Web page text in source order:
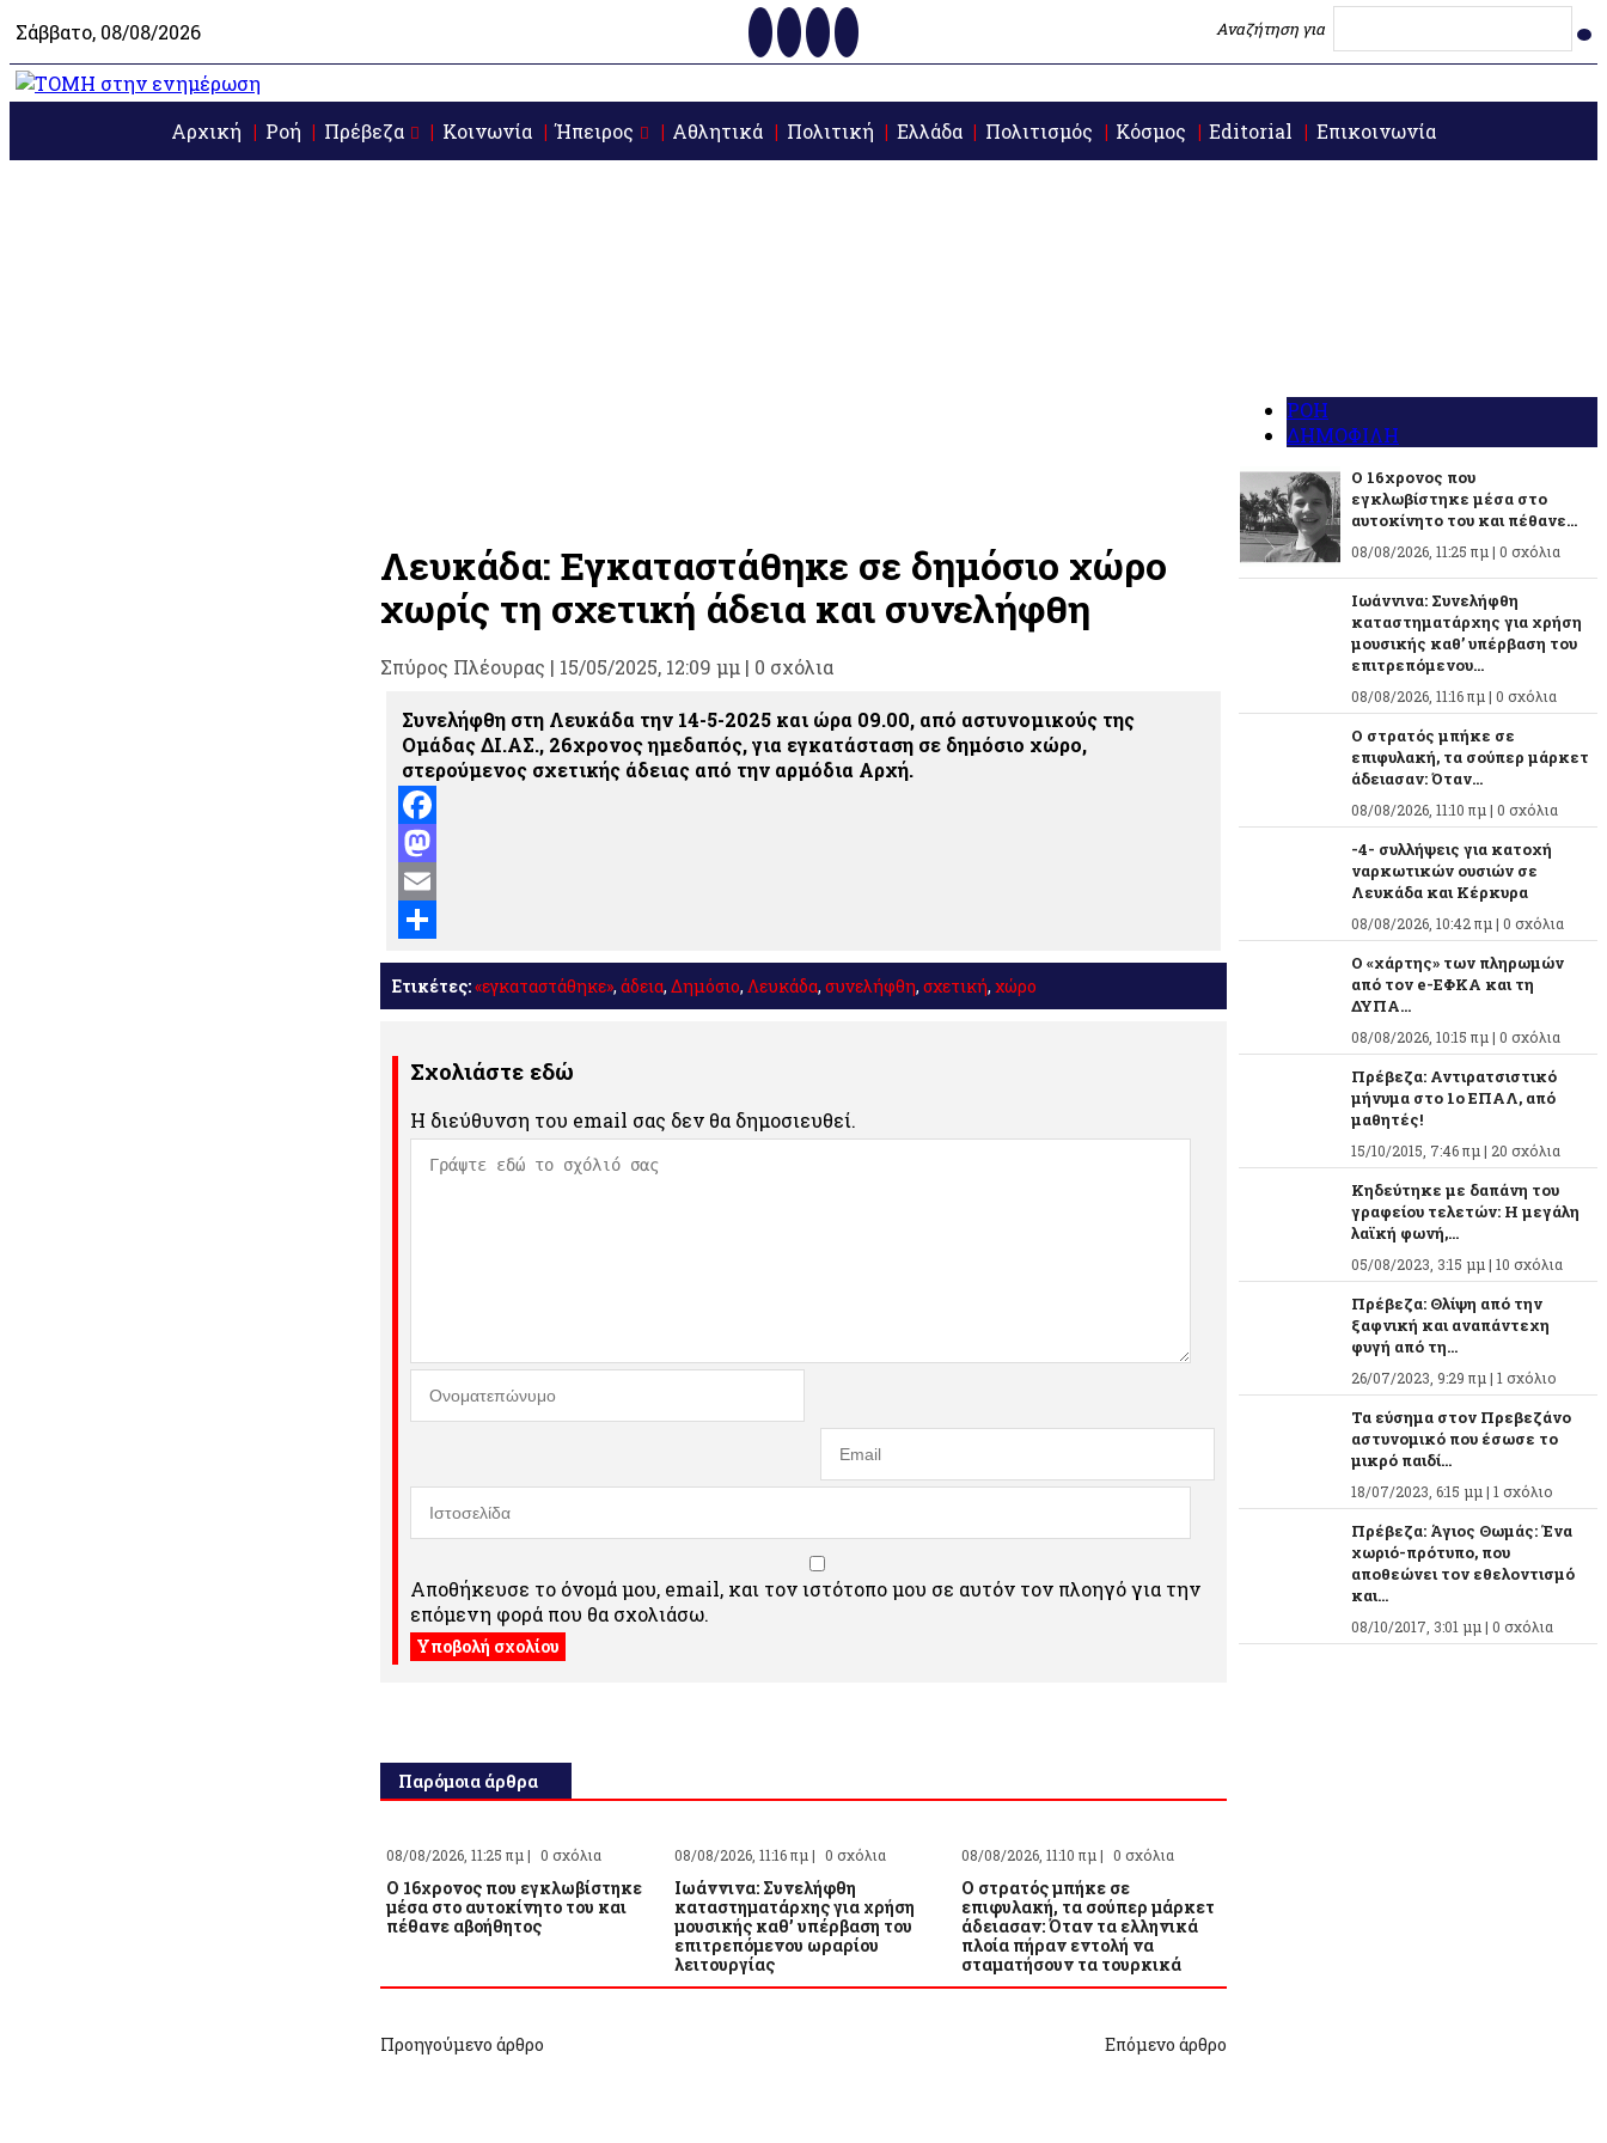
Σάββατο, 08/08/2026 Αναζήτηση για
Αρχική Ροή Πρέβεζα Κοινωνία Ήπειρος Αθλητικά Πολιτική Ελλάδα Πολιτισμός Κόσμος Editorial Επικοινωνία
Λευκάδα: Εγκαταστάθηκε σε δημόσιο χώρο
χωρίς τη σχετική άδεια και συνελήφθη
Σπύρος Πλέουρας | 15/05/2025, 12:09 μμ | 0 σχόλια
Συνελήφθη στη Λευκάδα την 14-5-2025 και ώρα 09.00, από αστυνομικούς της
Ομάδας ΔΙ.ΑΣ., 26χρονος ημεδαπός, για εγκατάσταση σε δημόσιο χώρο,
στερούμενος σχετικής άδειας από την αρμόδια Αρχή.
Facebook
Mastodon
Email
Μοιραστείτε
Ετικέτες:«εγκαταστάθηκε», άδεια, Δημόσιο, Λευκάδα, συνελήφθη, σχετική, χώρο
Σχολιάστε εδώ
Η διεύθυνση του email σας δεν θα δημοσιευθεί.
Αποθήκευσε το όνομά μου, email, και τον ιστότοπο μου σε αυτόν τον πλοηγό για την
επόμενη φορά που θα σχολιάσω.
Παρόμοια άρθρα
08/08/2026, 11:25 πμ | 0 σχόλια
O 16χρονος που εγκλωβίστηκε
μέσα στο αυτοκίνητο του και
πέθανε αβοήθητος
08/08/2026, 11:16 πμ | 0 σχόλια
Ιωάννινα: Συνελήφθη
καταστηματάρχης για χρήση
μουσικής καθ’ υπέρβαση του
επιτρεπόμενου ωραρίου
λειτουργίας
08/08/2026, 11:10 πμ | 0 σχόλια
Ο στρατός μπήκε σε
επιφυλακή, τα σούπερ μάρκετ
άδειασαν: Όταν τα ελληνικά
πλοία πήραν εντολή να
σταματήσουν τα τουρκικά
Προηγούμενο άρθρο Επόμενο άρθρο
ΡΟΗ
ΔΗΜΟΦΙΛΗ
O 16χρονος που
εγκλωβίστηκε μέσα στο
αυτοκίνητο του και πέθανε...
08/08/2026, 11:25 πμ | 0 σχόλια
Ιωάννινα: Συνελήφθη
καταστηματάρχης για χρήση
μουσικής καθ’ υπέρβαση του
επιτρεπόμενου...
08/08/2026, 11:16 πμ | 0 σχόλια
Ο στρατός μπήκε σε
επιφυλακή, τα σούπερ μάρκετ
άδειασαν: Όταν...
08/08/2026, 11:10 πμ | 0 σχόλια
-4- συλλήψεις για κατοχή
ναρκωτικών ουσιών σε
Λευκάδα και Κέρκυρα
08/08/2026, 10:42 πμ | 0 σχόλια
Ο «χάρτης» των πληρωμών
από τον e-ΕΦΚΑ και τη
ΔΥΠΑ...
08/08/2026, 10:15 πμ | 0 σχόλια
Πρέβεζα: Αντιρατσιστικό
μήνυμα στο 1ο ΕΠΑΛ, από
μαθητές!
15/10/2015, 7:46 πμ | 20 σχόλια
Κηδεύτηκε με δαπάνη του
γραφείου τελετών: Η μεγάλη
λαϊκή φωνή,...
05/08/2023, 3:15 μμ | 10 σχόλια
Πρέβεζα: Θλίψη από την
ξαφνική και αναπάντεχη
φυγή από τη...
26/07/2023, 9:29 πμ | 1 σχόλιο
Τα εύσημα στον Πρεβεζάνο
αστυνομικό που έσωσε το
μικρό παιδί...
18/07/2023, 6:15 μμ | 1 σχόλιο
Πρέβεζα: Άγιος Θωμάς: Ένα
χωριό-πρότυπο, που
αποθεώνει τον εθελοντισμό
και...
08/10/2017, 3:01 μμ | 0 σχόλια